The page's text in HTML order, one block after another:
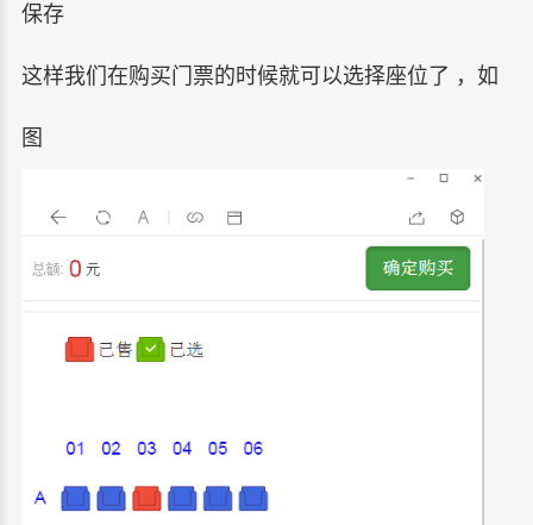
保存
这样我们在购买门票的时候就可以选择座位了 ，如
图